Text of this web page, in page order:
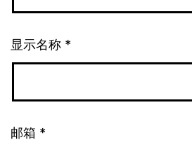
显示名称 *
邮箱 *